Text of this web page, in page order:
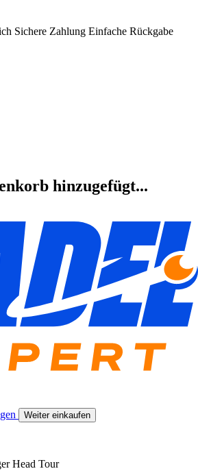
Sichere Zahlung Einfache Rückgabe
hinzugefügt...
Weiter einkaufen
Head Tour